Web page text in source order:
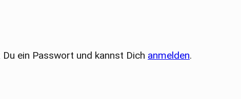
ein Passwort und kannst Dich anmelden.